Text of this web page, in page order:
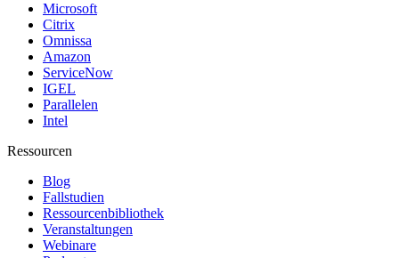
Microsoft
Citrix
Omnissa
Amazon
ServiceNow
IGEL
Parallelen
Intel
Ressourcen
Blog
Fallstudien
Ressourcenbibliothek
Veranstaltungen
Webinare